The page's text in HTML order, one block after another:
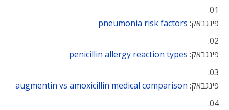
פינגבאק: pneumonia risk factors
פינגבאק: penicillin allergy reaction types
פינגבאק: augmentin vs amoxicillin medical comparison